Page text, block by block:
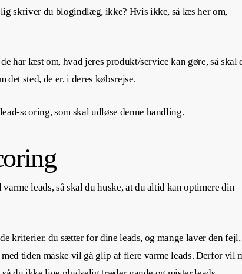
skriver du blogindlæg, ikke? Hvis ikke, så læs her om,
har læst om, hvad jeres produkt/service kan gøre, så skal
det sted, de er, i deres købsrejse.
scoring, som skal udløse denne handling.
leads, så skal du huske, at du altid kan optimere din
kriterier, du sætter for dine leads, og mange laver den fejl,
tiden måske vil gå glip af flere varme leads. Derfor vil